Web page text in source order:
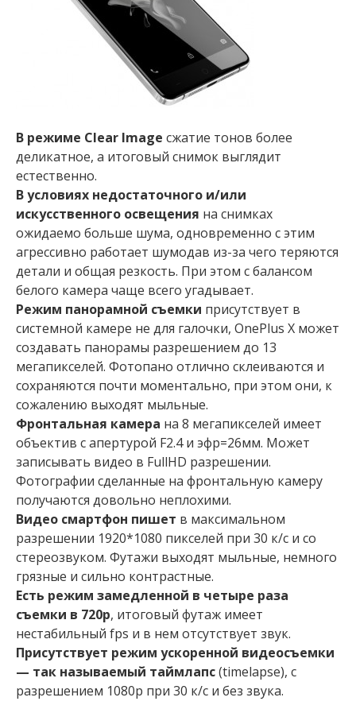
В режиме Clear Image сжатие тонов более
деликатное, а итоговый снимок выглядит
естественно.
В условиях недостаточного и/или
искусственного освещения на снимках
ожидаемо больше шума, одновременно с этим
агрессивно работает шумодав из-за чего теряются
детали и общая резкость. При этом с балансом
белого камера чаще всего угадывает.
Режим панорамной съемки присутствует в
системной камере не для галочки, OnePlus X может
создавать панорамы разрешением до 13
мегапикселей. Фотопано отлично склеиваются и
сохраняются почти моментально, при этом они, к
сожалению выходят мыльные.
Фронтальная камера на 8 мегапикселей имеет
объектив с апертурой F2.4 и эфр=26мм. Может
записывать видео в FullHD разрешении.
Фотографии сделанные на фронтальную камеру
получаются довольно неплохими.
Видео смартфон пишет в максимальном
разрешении 1920*1080 пикселей при 30 к/с и со
стереозвуком. Футажи выходят мыльные, немного
грязные и сильно контрастные.
Есть режим замедленной в четыре раза
съемки в 720p, итоговый футаж имеет
нестабильный fps и в нем отсутствует звук.
Присутствует режим ускоренной видеосъемки
— так называемый таймлапс(timelapse), с
разрешением 1080p при 30 к/с и без звука.